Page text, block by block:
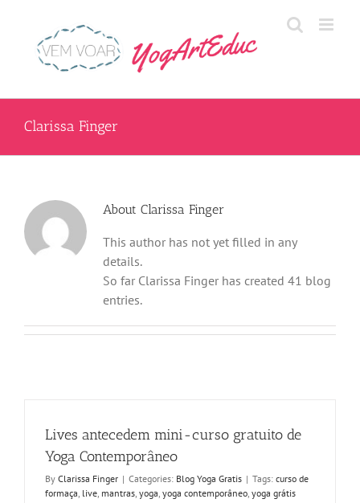
content
Clarissa Finger
About Clarissa Finger
This author has not yet filled in any
details.
So far Clarissa Finger has created 41 blog
entries.
Lives antecedem mini-curso gratuito de
Yoga Contemporâneo
By Clarissa Finger | Categories: Blog Yoga Gratis | Tags: curso de
formaça, live, mantras, yoga, yoga contemporâneo, yoga grátis